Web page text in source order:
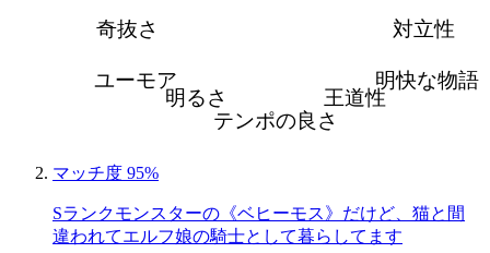
対立性
明快な物語
王道性
テンポの良さ
明るさ
ユーモア
奇抜さ
マッチ度 95%
Sランクモンスターの《ベヒーモス》だけど、猫と間
違われてエルフ娘の騎士として暮らしてます